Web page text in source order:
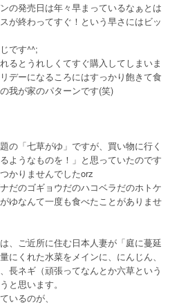
の発売日は年々早まっているなぁとは
が終わってすぐ！という早さにはビッ
です^^;
るとうれしくてすぐ購入してしまいま
デーになるころにはすっかり飽きて食
我が家のパターンです(笑)
の「七草がゆ」ですが、買い物に行く
ようなものを！」と思っていたのです
かりませんでしたorz
だのゴギョウだのハコベラだのホトケ
ゆなんて一度も食べたことがありませ
、ご近所に住む日本人妻が「庭に蔓延
にくれた水菜をメインに、にんじん、
長ネギ（頑張ってなんとか六草という
と思います。
いるのが、